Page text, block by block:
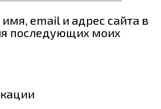
email и адрес сайта в
последующих моих